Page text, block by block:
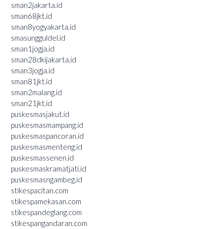
sman2jakarta.id
sman68jkt.id
sman8yogyakarta.id
smasungguldel.id
sman1jogja.id
sman28dkijakarta.id
sman3jogja.id
sman81jkt.id
sman2malang.id
sman21jkt.id
puskesmasjakut.id
puskesmasmampang.id
puskesmaspancoran.id
puskesmasmenteng.id
puskesmassenen.id
puskesmaskramatjati.id
puskesmasngambeg.id
stikespacitan.com
stikespamekasan.com
stikespandeglang.com
stikespangandaran.com